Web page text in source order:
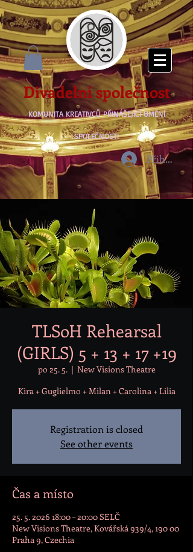
Divadelní společnost
KOMUNITA KREATIVCŮ PŘINÁŠEJÍCÍ UMĚNÍ
SPOLEČNOSTI
Přihlásit se
TLSoH Rehearsal
(GIRLS) 5 + 13 + 17 +19
po 25. 5.
  |
New Visions Theatre
Kira + Guglielmo + Milan + Carolina + Lilia
Registration is closed
See other events
Čas a místo
25. 5. 2026 18:00 – 20:00 SELČ
New Visions Theatre, Kovářská 939/4, 190 00
Praha 9, Czechia